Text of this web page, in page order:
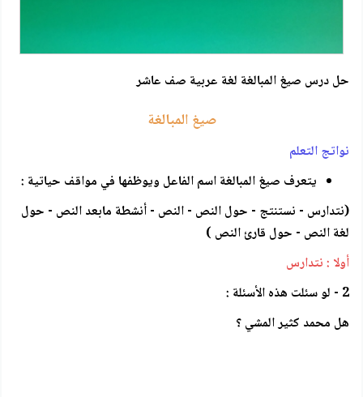
حل درس صيغ المبالغة لغة عربية صف عاشر
صيغ المبالغة
نواتج التعلم
يتعرف صيغ المبالغة اسم الفاعل ويوظفها في مواقف حياتية :
(نتدارس - نستنتج - حول النص - النص - أنشطة مابعد النص - حول
لغة النص - حول قارئ النص )
أولا : نتدارس
2 - لو سئلت هذه الأسئلة :
هل محمد كثير المشي ؟